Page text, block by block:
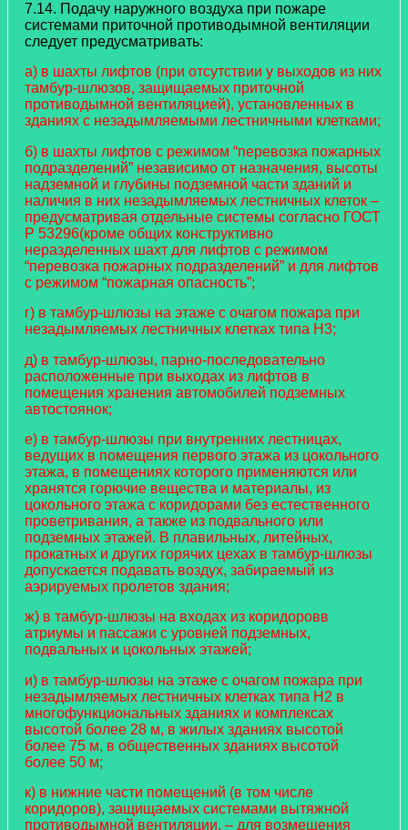
7.14. Подачу наружного воздуха при пожаре
системами приточной противодымной вентиляции
следует предусматривать:
а) в шахты лифтов (при отсутствии у выходов из них
тамбур-шлюзов, защищаемых приточной
противодымной вентиляцией), установленных в
зданиях с незадымляемыми лестничными клетками;
б) в шахты лифтов с режимом “перевозка пожарных
подразделений” независимо от назначения, высоты
надземной и глубины подземной части зданий и
наличия в них незадымляемых лестничных клеток –
предусматривая отдельные системы согласно ГОСТ
Р 53296(кроме общих конструктивно
неразделенных шахт для лифтов с режимом
“перевозка пожарных подразделений” и для лифтов
с режимом “пожарная опасность”;
г) в тамбур-шлюзы на этаже с очагом пожара при
незадымляемых лестничных клетках типа Н3;
д) в тамбур-шлюзы, парно-последовательно
расположенные при выходах из лифтов в
помещения хранения автомобилей подземных
автостоянок;
е) в тамбур-шлюзы при внутренних лестницах,
ведущих в помещения первого этажа из цокольного
этажа, в помещениях которого применяются или
хранятся горючие вещества и материалы, из
цокольного этажа с коридорами без естественного
проветривания, а также из подвального или
подземных этажей. В плавильных, литейных,
прокатных и других горячих цехах в тамбур-шлюзы
допускается подавать воздух, забираемый из
аэрируемых пролетов здания;
ж) в тамбур-шлюзы на входах из коридоровв
атриумы и пассажи с уровней подземных,
подвальных и цокольных этажей;
и) в тамбур-шлюзы на этаже с очагом пожара при
незадымляемых лестничных клетках типа Н2 в
многофункциональных зданиях и комплексах
высотой более 28 м, в жилых зданиях высотой
более 75 м, в общественных зданиях высотой
более 50 м;
к) в нижние части помещений (в том числе
коридоров), защищаемых системами вытяжной
противодымной вентиляции, – для возмещения